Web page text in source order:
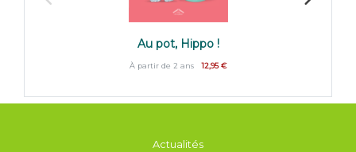
Au pot, Hippo !
À partir de 2 ans 12,95 €
Actualités